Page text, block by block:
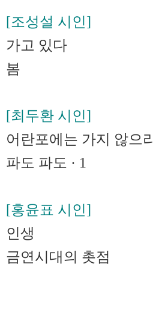
[조성설 시인]
가고 있다
봄
[최두환 시인]
어란포에는 가지 않으리
파도 파도 · 1
[홍윤표 시인]
인생
금연시대의 촛점